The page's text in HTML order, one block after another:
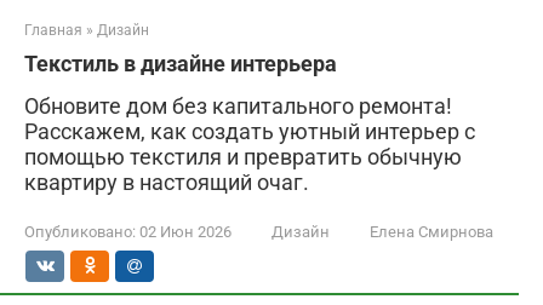
Главная » Дизайн
Текстиль в дизайне интерьера
Обновите дом без капитального ремонта!
Расскажем, как создать уютный интерьер с
помощью текстиля и превратить обычную
квартиру в настоящий очаг.
Опубликовано: 02 Июн 2026 Дизайн Елена Смирнова